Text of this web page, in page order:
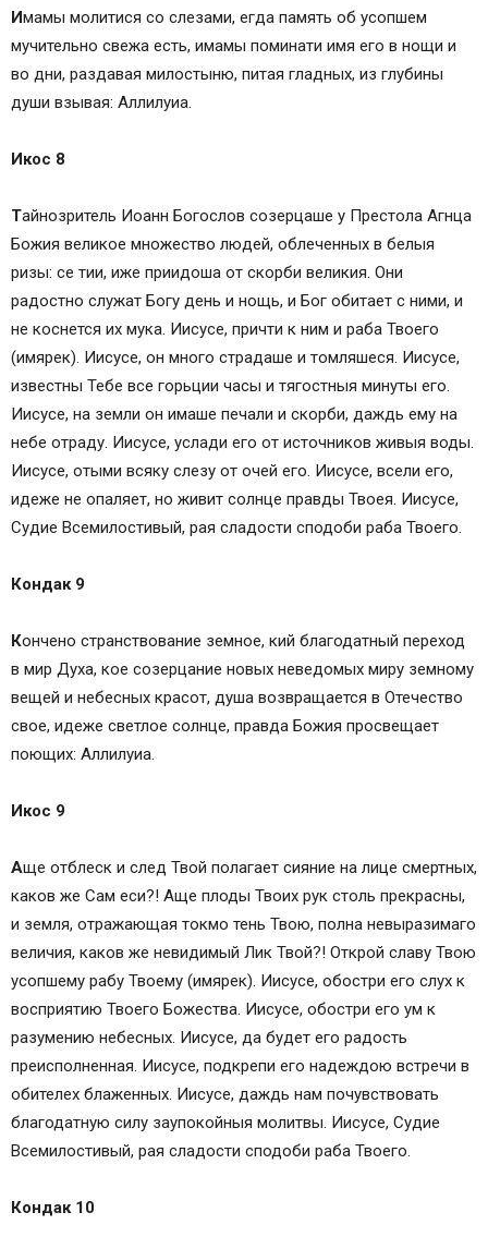
Имамы молитися со слезами, егда память об усопшем
мучительно свежа есть, имамы поминати имя его в нощи и
во дни, раздавая милостыню, питая гладных, из глубины
души взывая: Аллилуиа.
Икос 8
Тайнозритель Иоанн Богослов созерцаше у Престола Агнца
Божия великое множество людей, облеченных в белыя
ризы: се тии, иже приидоша от скорби великия. Они
радостно служат Богу день и нощь, и Бог обитает с ними, и
не коснется их мука. Иисусе, причти к ним и раба Твоего
(имярек). Иисусе, он много страдаше и томляшеся. Иисусе,
известны Тебе все горьции часы и тягостныя минуты его.
Иисусе, на земли он имаше печали и скорби, даждь ему на
небе отраду. Иисусе, услади его от источников живыя воды.
Иисусе, отыми всяку слезу от очей его. Иисусе, всели его,
идеже не опаляет, но живит солнце правды Твоея. Иисусе,
Судие Всемилостивый, рая сладости сподоби раба Твоего.
Кондак 9
Кончено странствование земное, кий благодатный переход
в мир Духа, кое созерцание новых неведомых миру земному
вещей и небесных красот, душа возвращается в Отечество
свое, идеже светлое солнце, правда Божия просвещает
поющих: Аллилуиа.
Икос 9
Аще отблеск и след Твой полагает сияние на лице смертных,
каков же Сам еси?! Аще плоды Твоих рук столь прекрасны,
и земля, отражающая токмо тень Твою, полна невыразимаго
величия, каков же невидимый Лик Твой?! Открой славу Твою
усопшему рабу Твоему (имярек). Иисусе, обостри его слух к
восприятию Твоего Божества. Иисусе, обостри его ум к
разумению небесных. Иисусе, да будет его радость
преисполненная. Иисусе, подкрепи его надеждою встречи в
обителех блаженных. Иисусе, даждь нам почувствовать
благодатную силу заупокойныя молитвы. Иисусе, Судие
Всемилостивый, рая сладости сподоби раба Твоего.
Кондак 10